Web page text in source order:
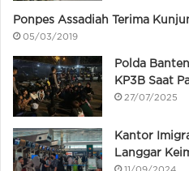
Ponpes Assadiah Terima
05/03/2019
Polda
KP3B Saat
27/07/2025
Kantor
Langgar